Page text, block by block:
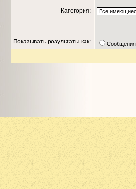
Категория:
Показывать результаты как: Сообщения